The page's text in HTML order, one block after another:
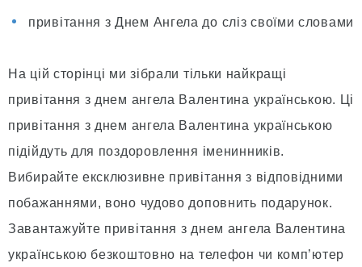
привітання з Днем Ангела до сліз своїми словами
На цій сторінці ми зібрали тільки найкращі
привітання з днем ангела Валентина українською. Ці
привітання з днем ангела Валентина українською
підійдуть для поздоровлення іменинників.
Вибирайте ексклюзивне привітання з відповідними
побажаннями, воно чудово доповнить подарунок.
Завантажуйте привітання з днем ангела Валентина
українською безкоштовно на телефон чи комп’ютер